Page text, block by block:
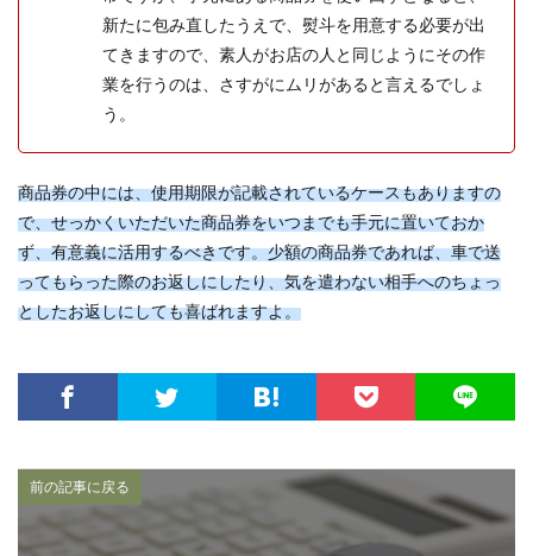
新たに包み直したうえで、熨斗を用意する必要が出
てきますので、素人がお店の人と同じようにその作
業を行うのは、さすがにムリがあると言えるでしょ
う。
商品券の中には、使用期限が記載されているケースもありますの
で、せっかくいただいた商品券をいつまでも手元に置いておか
ず、有意義に活用するべきです。少額の商品券であれば、車で送
ってもらった際のお返しにしたり、気を遣わない相手へのちょっ
としたお返しにしても喜ばれますよ。
前の記事に戻る